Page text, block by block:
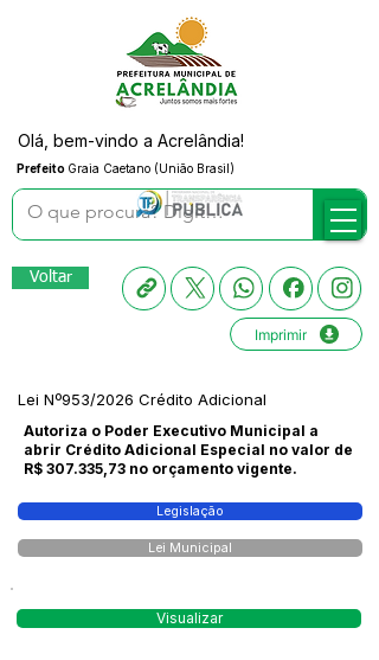
Prefeito Graia Caetano (União Brasil)
Olá, bem-vindo a Acrelândia!
Voltar
Imprimir
Lei Nº953/2026 Crédito Adicional
Autoriza o Poder Executivo Municipal a
abrir Crédito Adicional Especial no valor de
R$ 307.335,73 no orçamento vigente.
Legislação
Lei Municipal
Visualizar